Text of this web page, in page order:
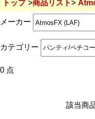
トップ 商品リスト
メーカー
カテゴリー
0 点
該当商